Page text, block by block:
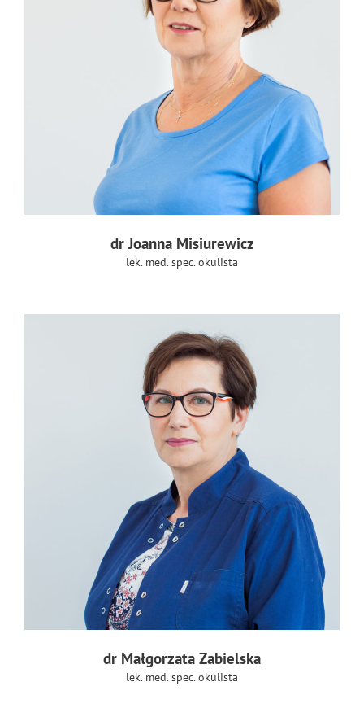
dr Joanna Misiurewicz
lek. med. spec. okulista
dr Małgorzata Zabielska
lek. med. spec. okulista